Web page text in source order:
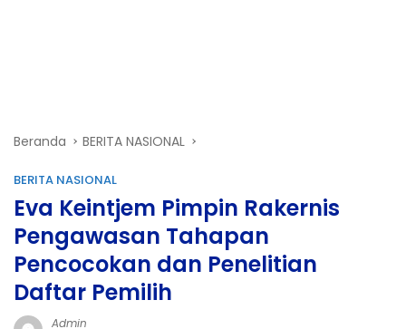
Beranda BERITA NASIONAL
BERITA NASIONAL
Eva Keintjem Pimpin Rakernis
Pengawasan Tahapan
Pencocokan dan Penelitian
Daftar Pemilih
Admin